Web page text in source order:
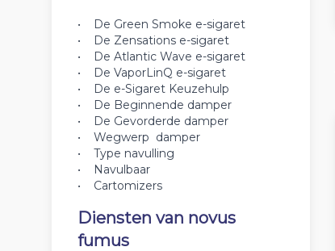
• De Green Smoke e-sigaret
• De Zensations e-sigaret
• De Atlantic Wave e-sigaret
• De VaporLinQ e-sigaret
• De e-Sigaret Keuzehulp
• De Beginnende damper
• De Gevorderde damper
• Wegwerp damper
• Type navulling
• Navulbaar
• Cartomizers
Diensten van novus
fumus